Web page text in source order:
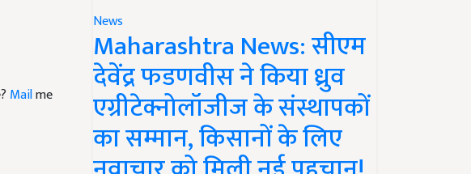
News
Maharashtra News: सीएम
देवेंद्र फडणवीस ने किया ध्रुव
एग्रीटेक्नोलॉजीज के संस्थापकों
का सम्मान, किसानों के लिए